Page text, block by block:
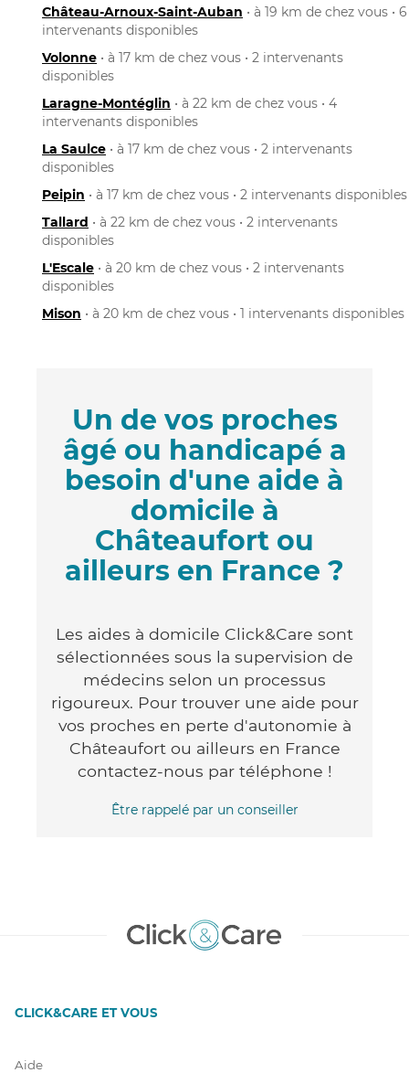
Château-Arnoux-Saint-Auban • à 19 km de chez vous • 6
intervenants disponibles
Volonne • à 17 km de chez vous • 2 intervenants
disponibles
Laragne-Montéglin • à 22 km de chez vous • 4
intervenants disponibles
La Saulce • à 17 km de chez vous • 2 intervenants
disponibles
Peipin • à 17 km de chez vous • 2 intervenants disponibles
Tallard • à 22 km de chez vous • 2 intervenants
disponibles
L'Escale • à 20 km de chez vous • 2 intervenants
disponibles
Mison • à 20 km de chez vous • 1 intervenants disponibles
Un de vos proches
âgé ou handicapé a
besoin d'une aide à
domicile à
Châteaufort ou
ailleurs en France ?
Les aides à domicile Click&Care sont
sélectionnées sous la supervision de
médecins selon un processus
rigoureux. Pour trouver une aide pour
vos proches en perte d'autonomie à
Châteaufort ou ailleurs en France
contactez-nous par téléphone !
Être rappelé par un conseiller
CLICK&CARE ET VOUS
Aide